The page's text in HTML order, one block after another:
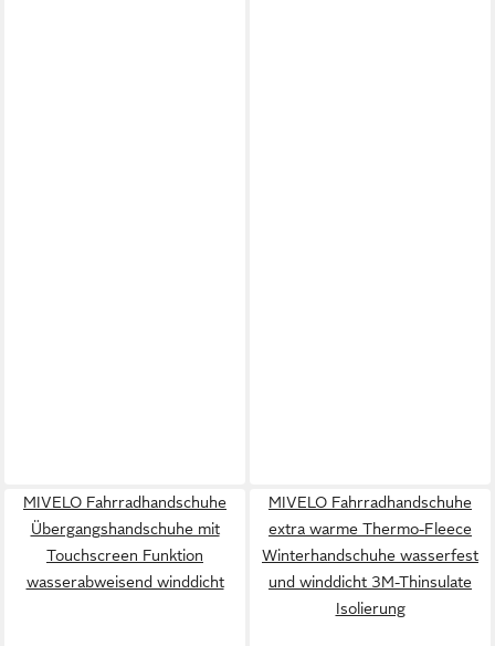
MIVELO Fahrradhandschuhe
Übergangshandschuhe mit
Touchscreen Funktion
wasserabweisend winddicht
MIVELO Fahrradhandschuhe
extra warme Thermo-Fleece
Winterhandschuhe wasserfest
und winddicht 3M-Thinsulate
Isolierung